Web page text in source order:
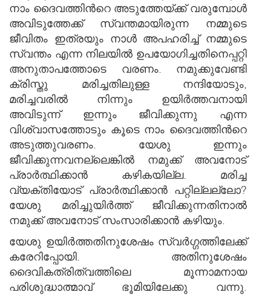
നാം ദൈവത്തിന്‍റെ അടുത്തേയ്ക്ക് വരുമ്പോള്‍
അവിടുത്തേക്ക് സ്വന്തമായിരുന്ന നമ്മുടെ
ജീവിതം ഇത്രയും നാള്‍ അപഹരിച്ച് നമ്മുടെ
സ്വന്തം എന്ന നിലയില്‍ ഉപയോഗിച്ചതിനെപ്പറ്റി
അനുതാപത്തോടെ വരണം. നമുക്കുവേണ്ടി
ക്രിസ്തു മരിച്ചതിലുള്ള നന്ദിയോടും,
മരിച്ചവരില്‍ നിന്നും ഉയിര്‍ത്തവനായി
അവിടുന്ന് ഇന്നും ജീവിക്കുന്നു എന്ന
വിശ്വാസത്തോടും കൂടെ നാം ദൈവത്തിന്‍റെ
അടുത്തുവരണം. യേശു ഇന്നും
ജീവിക്കുന്നവനല്ലെങ്കില്‍ നമുക്ക് അവനോട്
പ്രാര്‍ത്ഥിക്കാന്‍ കഴികയില്ല. മരിച്ച
വ്യക്തിയോട് പ്രാര്‍ത്ഥിക്കാന്‍ പറ്റില്ലല്ലോ?
യേശു മരിച്ചുയിര്‍ത്ത് ജീവിക്കുന്നതിനാല്‍
നമുക്ക് അവനോട് സംസാരിക്കാന്‍ കഴിയും.
യേശു ഉയിര്‍ത്തതിനുശേഷം സ്വര്‍ഗ്ഗത്തിലേക്ക്
കരേറിപ്പോയി. അതിനുശേഷം
ദൈവികത്രിത്വത്തിലെ മൂന്നാമനായ
പരിശുദ്ധാത്മാവ് ഭൂമിയിലേക്കു വന്നു.